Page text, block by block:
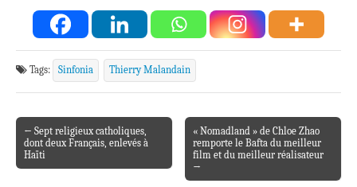
Tags: Sinfonia Thierry Malandain
Post navigation
← Sept religieux catholiques,
dont deux Français, enlevés à
Haïti
« Nomadland » de Chloe Zhao
remporte le Bafta du meilleur
film et du meilleur réalisateur
→